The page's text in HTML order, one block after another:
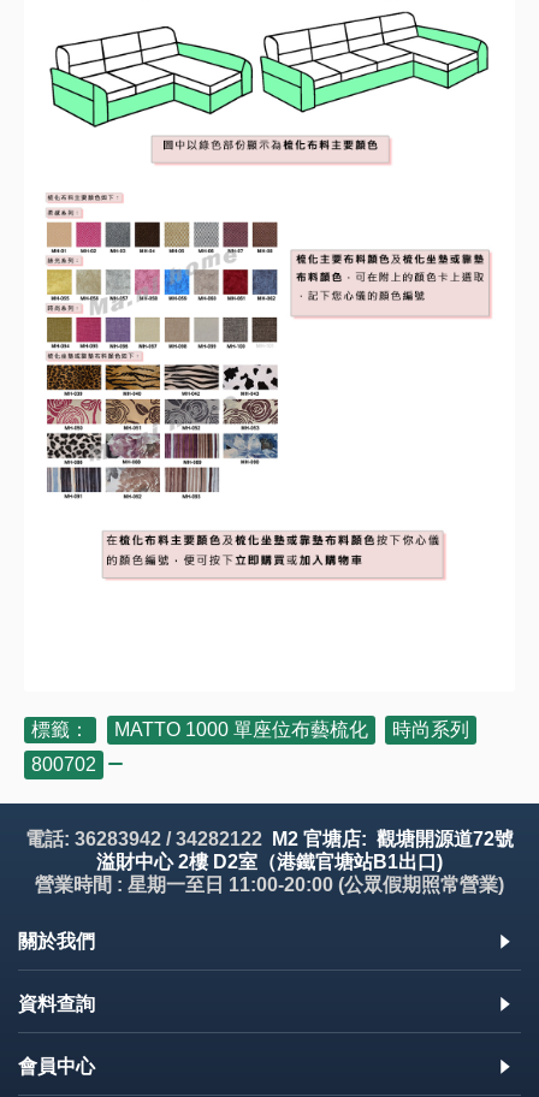
標籤： MATTO 1000 單座位布藝梳化 時尚系列
800702
電話: 36283942 / 34282122
M2 官塘店: 觀塘開源道72號
溢財中心 2樓 D2室（港鐵官塘站B1出口)
營業時間 : 星期一至日 11:00-20:00 (公眾假期照常營業)
關於我們
資料查詢
會員中心